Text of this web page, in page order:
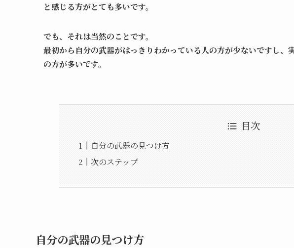
と感じる方がとても多いです。
でも、それは当然のことです。
最初から自分の武器がはっきりわかっている人の方が少ないですし、
の方が多いです。
目次
自分の武器の見つけ方
次のステップ
自分の武器の見つけ方